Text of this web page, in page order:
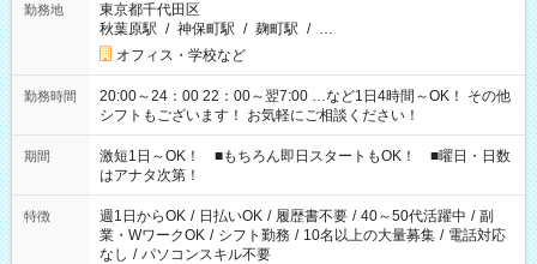
勤務地
東京都千代田区
秋葉原駅 / 神保町駅 / 麹町駅 / …
オフィス・学校など
勤務時間
20:00～24：00 22：00～翌7:00 …など1日4時間～OK！ その他
シフトもございます！ お気軽にご相談ください！
期間
激短1日～OK！ ■もちろん即日スタートもOK！ ■曜日・日数
はアナタ次第！
特徴 週1日からOK / 日払いOK / 履歴書不要 / 40～50代活躍中 / 副
業・WワークOK / シフト勤務 / 10名以上の大量募集 / 電話対応
なし / パソコンスキル不要